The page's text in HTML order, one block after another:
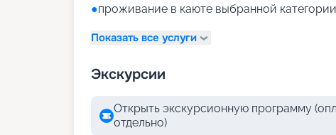
●проживание в каюте выбранной
Показать все услуги
Экскурсии
Открыть экскурсионную программу
отдельно)